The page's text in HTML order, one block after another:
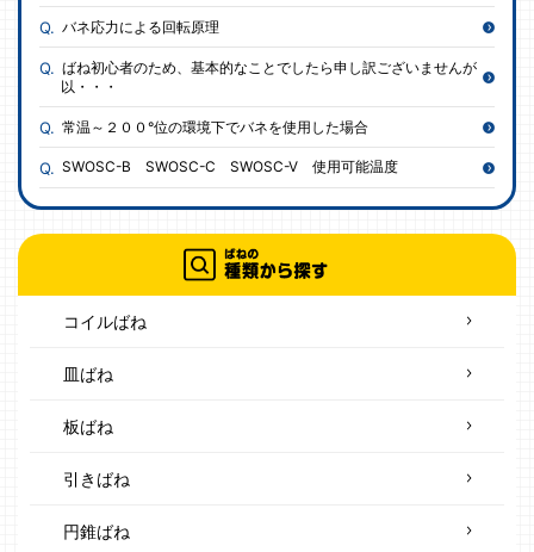
バネ応力による回転原理
ばね初心者のため、基本的なことでしたら申し訳ございませんが
以・・・
常温～２００°位の環境下でバネを使用した場合
SWOSC-B SWOSC-C SWOSC-V 使用可能温度
コイルばね
皿ばね
板ばね
引きばね
円錐ばね